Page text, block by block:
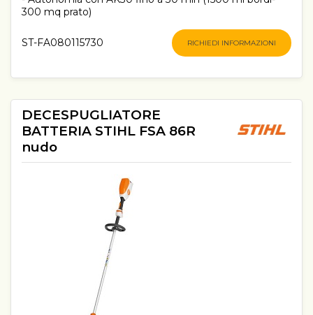
300 mq prato)
ST-FA080115730 RICHIEDI INFORMAZIONI
DECESPUGLIATORE
BATTERIA STIHL FSA 86R
nudo